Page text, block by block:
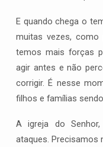
E quando chega o
muitas vezes, como
temos mais forças
agir antes e não
corrigir. É nesse
filhos e famílias
A igreja do
ataques. Precisamos